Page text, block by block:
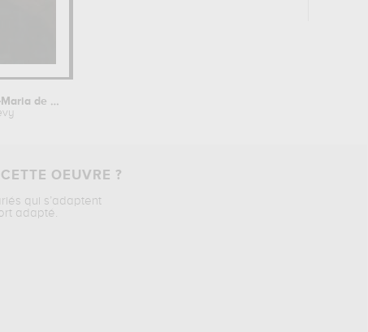
Portrait de José-Maria de Hérédia...
OEUVRE ?
qui s’adaptent
adapté.